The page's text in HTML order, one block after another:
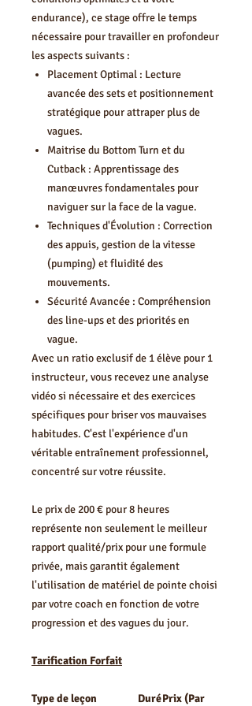
endurance), ce stage offre le temps
nécessaire pour travailler en profondeur
les aspects suivants :
Placement Optimal : Lecture
avancée des sets et positionnement
stratégique pour attraper plus de
vagues.
Maitrise du Bottom Turn et du
Cutback : Apprentissage des
manœuvres fondamentales pour
naviguer sur la face de la vague.
Techniques d'Évolution : Correction
des appuis, gestion de la vitesse
(pumping) et fluidité des
mouvements.
Sécurité Avancée : Compréhension
des line-ups et des priorités en
vague.
Avec un ratio exclusif de 1 élève pour 1
instructeur, vous recevez une analyse
vidéo si nécessaire et des exercices
spécifiques pour briser vos mauvaises
habitudes. C'est l'expérience d'un
véritable entraînement professionnel,
concentré sur votre réussite.
Le prix de 200 € pour 8 heures
représente non seulement le meilleur
rapport qualité/prix pour une formule
privée, mais garantit également
l'utilisation de matériel de pointe choisi
par votre coach en fonction de votre
progression et des vagues du jour.
Tarification Forfait
Type de leçon DuréPrix (Par